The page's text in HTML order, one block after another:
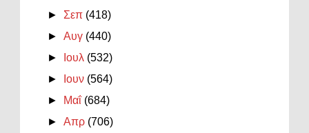
► Σεπ (418)
►Αυγ (440)
►
Ιουλ (532)
►
Ιουν (564)
►
Μαΐ (684)
►Απρ (706)